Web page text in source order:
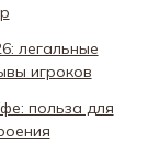
легальные
игроков
польза для